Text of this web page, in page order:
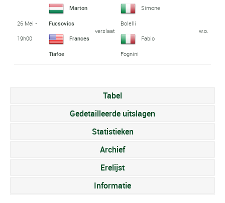
26 Mei -
19h00
Marton
Fucsovics
Frances
Tiafoe
verslaat
Simone
Bolelli
Fabio
Fognini
w.o.
Tabel
Gedetailleerde uitslagen
Statistieken
Archief
Erelijst
Informatie